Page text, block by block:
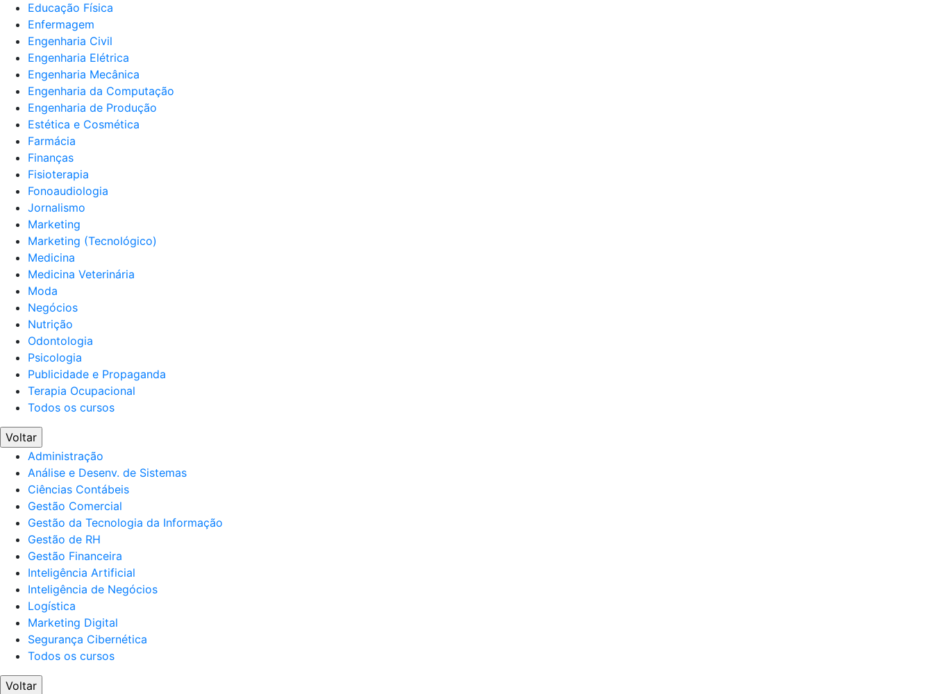
Educação Física
Enfermagem
Engenharia Civil
Engenharia Elétrica
Engenharia Mecânica
Engenharia da Computação
Engenharia de Produção
Estética e Cosmética
Farmácia
Finanças
Fisioterapia
Fonoaudiologia
Jornalismo
Marketing
Marketing (Tecnológico)
Medicina
Medicina Veterinária
Moda
Negócios
Nutrição
Odontologia
Psicologia
Publicidade e Propaganda
Terapia Ocupacional
Todos os cursos
Voltar
Administração
Análise e Desenv. de Sistemas
Ciências Contábeis
Gestão Comercial
Gestão da Tecnologia da Informação
Gestão de RH
Gestão Financeira
Inteligência Artificial
Inteligência de Negócios
Logística
Marketing Digital
Segurança Cibernética
Todos os cursos
Voltar